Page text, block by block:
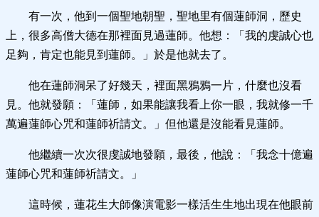
有一次，他到一個聖地朝聖，聖地里有個蓮師洞，歷史
上，很多高僧大德在那裡面見過蓮師。他想：「我的虔誠心也
足夠，肯定也能見到蓮師。」於是他就去了。
他在蓮師洞呆了好幾天，裡面黑鴉鴉一片，什麼也沒看
見。他就發願：「蓮師，如果能讓我看上你一眼，我就修一千
萬遍蓮師心咒和蓮師祈請文。」但他還是沒能看見蓮師。
他繼續一次次很虔誠地發願，最後，他說：「我念十億遍
蓮師心咒和蓮師祈請文。」
這時候，蓮花生大師像演電影一樣活生生地出現在他眼前